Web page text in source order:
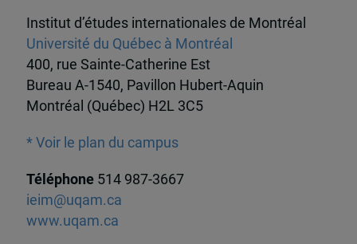
Institut d’études internationales de Montréal
Université du Québec à Montréal
400, rue Sainte-Catherine Est
Bureau A-1540, Pavillon Hubert-Aquin
Montréal (Québec) H2L 3C5
* Voir le plan du campus
Téléphone 514 987-3667
ieim@uqam.ca
www.uqam.ca